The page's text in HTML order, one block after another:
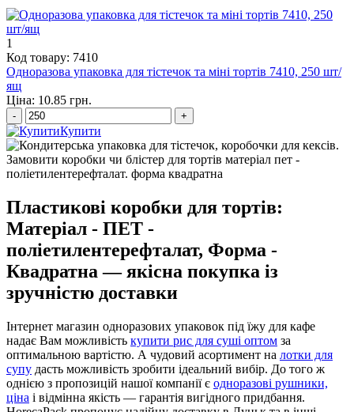
туалетний папір в україні
пластикове харчове відро
1
Код товару: 7410
Одноразова упаковка для тістечок та міні тортів 7410, 250 шт/
ящ
Ціна: 10.85 грн.
- +
Купити
Пластикові коробки для тортів:
Матеріал - ПЕТ -
поліетилентерефталат, Форма -
Квадратна — якісна покупка із
зручністю доставки
Інтернет магазин одноразових упаковок під їжу для кафе
надає Вам можливість купити рис для суші оптом за
оптимальною вартістю. А чудовий асортимент на лотки для
супу дасть можливість зробити ідеальний вибір. До того ж
однією з пропозицій нашої компанії є одноразові рушники,
ціна і відмінна якість — гарантія вигідного придбання.